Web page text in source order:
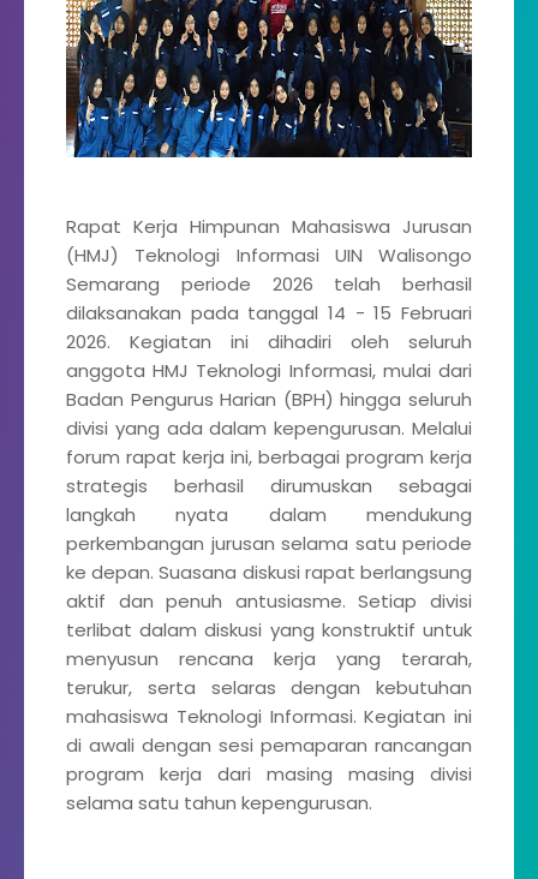
Rapat Kerja Himpunan Mahasiswa Jurusan
(HMJ) Teknologi Informasi UIN Walisongo
Semarang periode 2026 telah berhasil
dilaksanakan pada tanggal 14 - 15 Februari
2026. Kegiatan ini dihadiri oleh seluruh
anggota HMJ Teknologi Informasi, mulai dari
Badan Pengurus Harian (BPH) hingga seluruh
divisi yang ada dalam kepengurusan. Melalui
forum rapat kerja ini, berbagai program kerja
strategis berhasil dirumuskan sebagai
langkah nyata dalam mendukung
perkembangan jurusan selama satu periode
ke depan. Suasana diskusi rapat berlangsung
aktif dan penuh antusiasme. Setiap divisi
terlibat dalam diskusi yang konstruktif untuk
menyusun rencana kerja yang terarah,
terukur, serta selaras dengan kebutuhan
mahasiswa Teknologi Informasi. Kegiatan ini
di awali dengan sesi pemaparan rancangan
program kerja dari masing masing divisi
selama satu tahun kepengurusan.